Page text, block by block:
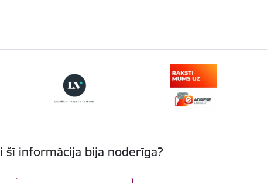
šī informācija bija noderīga?